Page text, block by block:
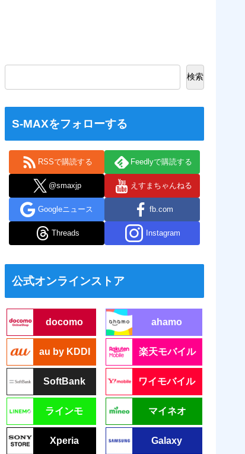
検索
S-MAXをフォローする
RSSで購読する Feedlyで購読する
@smaxjp えすまちゃんねる
Googleニュース fb.com
Threads Instagram
公式オンラインストア
docomo ahamo
au by KDDI 楽天モバイル
SoftBank ワイモバイル
ラインモ マイネオ
Xperia Galaxy